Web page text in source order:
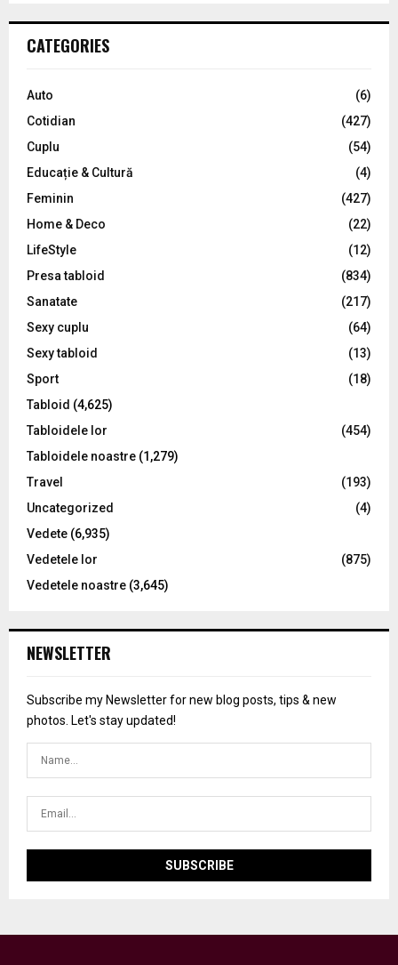
h
o
:
C
CATEGORIES
Auto
(6)
Cotidian
(427)
Cuplu
(54)
Educație & Cultură
(4)
Feminin
(427)
Home & Deco
(22)
LifeStyle
(12)
Presa tabloid
(834)
Sanatate
(217)
Sexy cuplu
(64)
Sexy tabloid
(13)
Sport
(18)
Tabloid (4,625)
Tabloidele lor
(454)
Tabloidele noastre (1,279)
Travel
(193)
Uncategorized
(4)
Vedete (6,935)
Vedetele lor
(875)
Vedetele noastre (3,645)
NEWSLETTER
Subscribe my Newsletter for new blog posts, tips & new
photos. Let's stay updated!